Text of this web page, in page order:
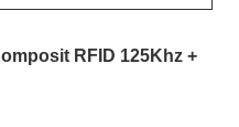
RFID 125Khz +